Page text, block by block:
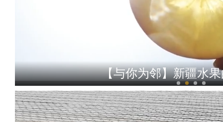
【与你为邻】新疆水